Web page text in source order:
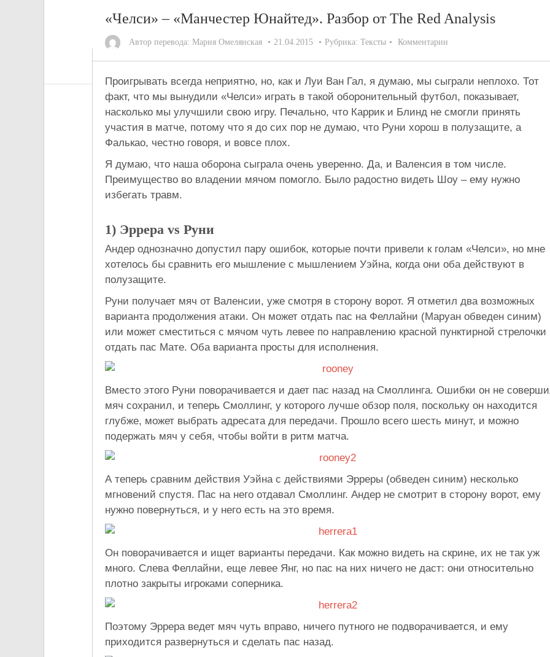
«Челси» – «Манчестер Юнайтед». Разбор от The Red Analysis
Автор перевода: Мария Омелянская 21.04.2015 Рубрика: Тексты Комментарии
Проигрывать всегда неприятно, но, как и Луи Ван Гал, я думаю, мы сыграли неплохо. Тот
факт, что мы вынудили «Челси» играть в такой оборонительный футбол, показывает,
насколько мы улучшили свою игру. Печально, что Каррик и Блинд не смогли принять
участия в матче, потому что я до сих пор не думаю, что Руни хорош в полузащите, а
Фалькао, честно говоря, и вовсе плох.
Я думаю, что наша оборона сыграла очень уверенно. Да, и Валенсия в том числе.
Преимущество во владении мячом помогло. Было радостно видеть Шоу – ему нужно
избегать травм.
1) Эррера vs Руни
Андер однозначно допустил пару ошибок, которые почти привели к голам «Челси», но мне
хотелось бы сравнить его мышление с мышлением Уэйна, когда они оба действуют в
полузащите.
Руни получает мяч от Валенсии, уже смотря в сторону ворот. Я отметил два возможных
варианта продолжения атаки. Он может отдать пас на Феллайни (Маруан обведен синим)
или может сместиться с мячом чуть левее по направлению красной пунктирной стрелочки
отдать пас Мате. Оба варианта просты для исполнения.
Вместо этого Руни поворачивается и дает пас назад на Смоллинга. Ошибки он не
мяч сохранил, и теперь Смоллинг, у которого лучше обзор поля, поскольку он находится
глубже, может выбрать адресата для передачи. Прошло всего шесть минут, и можно
подержать мяч у себя, чтобы войти в ритм матча.
А теперь сравним действия Уэйна с действиями Эрреры (обведен синим) несколько
мгновений спустя. Пас на него отдавал Смоллинг. Андер не смотрит в сторону ворот, ему
нужно повернуться, и у него есть на это время.
Он поворачивается и ищет варианты передачи. Как можно видеть на скрине, их не так уж
много. Слева Феллайни, еще левее Янг, но пас на них ничего не даст: они относительно
плотно закрыты игроками соперника.
Поэтому Эррера ведет мяч чуть вправо, ничего путного не подворачивается, и ему
приходится развернуться и сделать пас назад.